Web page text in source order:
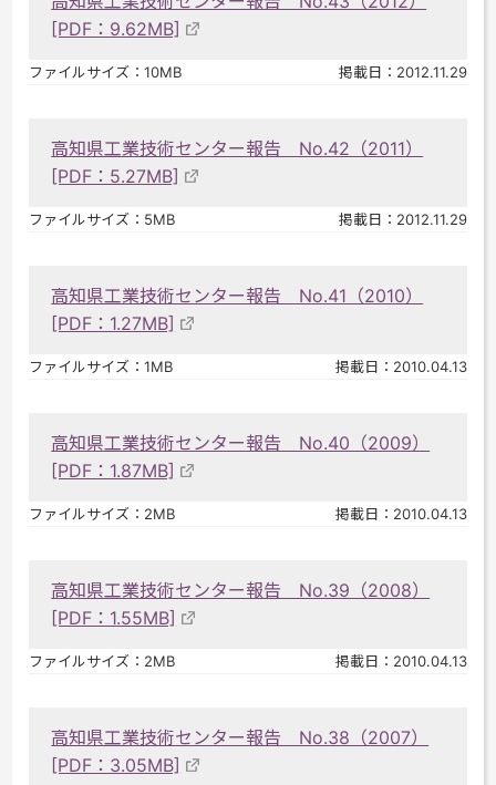
[PDF：9.62MB]
ファイルサイズ：10MB 掲載日：2012.11.29
高知県工業技術センター報告 No.42（2011）
[PDF：5.27MB]
ファイルサイズ：5MB 掲載日：2012.11.29
高知県工業技術センター報告 No.41（2010）
[PDF：1.27MB]
ファイルサイズ：1MB 掲載日：2010.04.13
高知県工業技術センター報告 No.40（2009）
[PDF：1.87MB]
ファイルサイズ：2MB 掲載日：2010.04.13
高知県工業技術センター報告 No.39（2008）
[PDF：1.55MB]
ファイルサイズ：2MB 掲載日：2010.04.13
高知県工業技術センター報告 No.38（2007）
[PDF：3.05MB]